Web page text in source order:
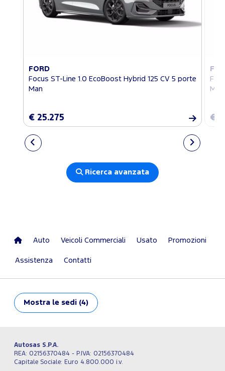
FORD
Focus ST-Line 1.0 EcoBoost Hybrid 125 CV 5 porte
Man
€ 25.275
Man
€
Ricerca avanzata
Auto Veicoli Commerciali Usato Promozioni
Assistenza Contatti
Mostra le sedi (4)
Autosas S.P.A.
REA: 02156370484 - P.IVA: 02156370484
Capitale Sociale: Euro 4.800.000 i.v.